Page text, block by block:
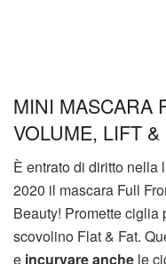
MINI MASCARA
VOLUME, LIFT
È entrato di diritto nella
2020 il mascara Full
Beauty! Promette
scovolino Flat & Fat.
e incurvare anche le